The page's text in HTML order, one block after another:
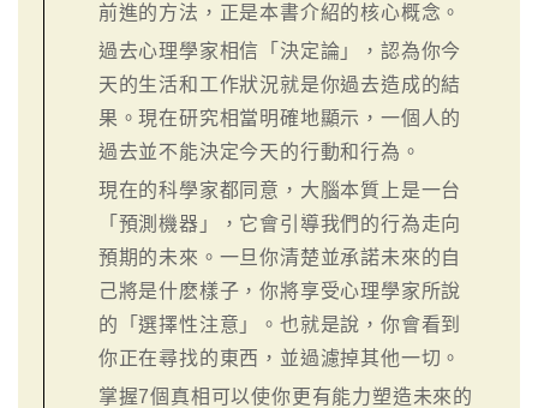
前進的方法，正是本書介紹的核心概念。
過去心理學家相信「決定論」，認為你今
天的生活和工作狀況就是你過去造成的結
果。現在研究相當明確地顯示，一個人的
過去並不能決定今天的行動和行為。
現在的科學家都同意，大腦本質上是一台
「預測機器」，它會引導我們的行為走向
預期的未來。一旦你清楚並承諾未來的自
己將是什麽樣子，你將享受心理學家所說
的「選擇性注意」。也就是說，你會看到
你正在尋找的東西，並過濾掉其他一切。
掌握7個真相可以使你更有能力塑造未來的